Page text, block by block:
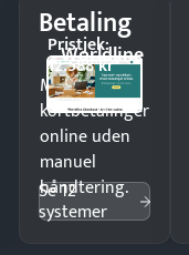
Betaling
Worldline
Pristjek:
12.588 kr
Modtag
kortbetalinger
online uden
manuel
håndtering.
Se 12
systemer